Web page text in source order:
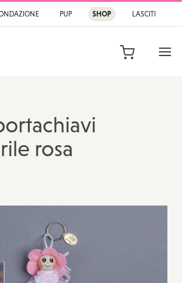
Amore
di prodotti
PUP SHOP LASCITI
APRI
rosa